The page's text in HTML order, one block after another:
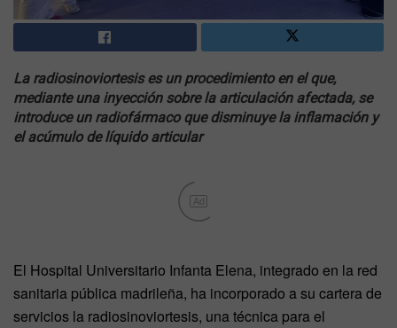
La radiosinoviortesis es un procedimiento en el que,
mediante una inyección sobre la articulación afectada, se
introduce un radiofármaco que disminuye la inflamación y
el acúmulo de líquido articular
Ad
El Hospital Universitario Infanta Elena, integrado en la red
sanitaria pública madrileña, ha incorporado a su cartera de
servicios la radiosinoviortesis, una técnica para el